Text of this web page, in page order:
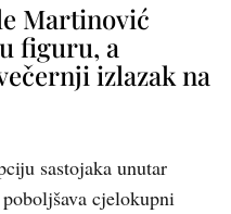
Martinović
figuru, a
izlazak na
sastojaka unutar
cjelokupni